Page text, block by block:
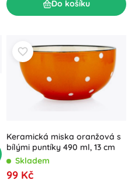
Do košíku
Keramická miska oranžová s
bílými puntíky 490 ml, 13 cm
Skladem
99 Kč